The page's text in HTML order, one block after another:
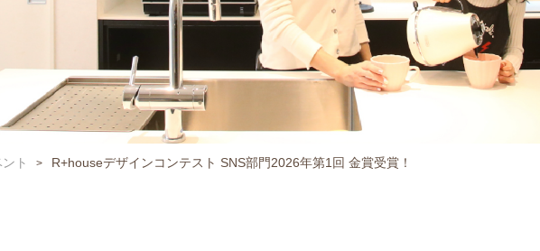
ト R+houseデザインコンテスト SNS部門2026年第1回 金賞受賞！